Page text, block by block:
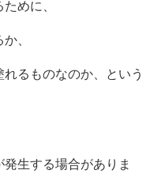
めに、
、
るものなのか、という
生する場合がありま